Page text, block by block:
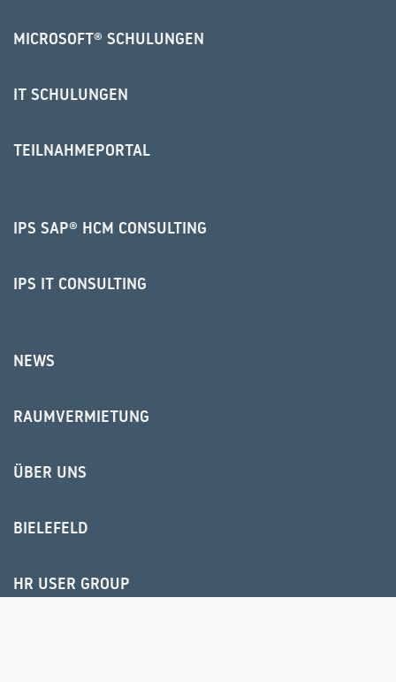
MICROSOFT® SCHULUNGEN
IT SCHULUNGEN
TEILNAHMEPORTAL
IPS SAP® HCM CONSULTING
IPS IT CONSULTING
NEWS
RAUMVERMIETUNG
ÜBER UNS
BIELEFELD
HR USER GROUP